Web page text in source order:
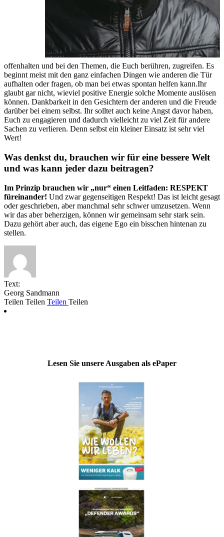
offenhalten und bei den Themen, die Euch berühren, zugreifen. Es
beginnt meist mit den ganz einfachen Dingen wie anderen die Tür
aufhalten oder fragen, ob man bei etwas spontan helfen kann.Ihr
glaubt gar nicht, wieviel positive Energie solche Momente auslösen
können. Dankbarkeit in den Gesichtern der anderen und die Freude
darüber bei einem selbst. Ihr solltet auch keine Angst davor haben,
Euch zu engagieren und dadurch vielleicht zu viel Zeit für andere
Sachen zu verlieren. Denn selbst ein kleiner Einsatz ist sehr viel
Wert!
Was denkst du, brauchen wir für eine bessere Welt
und was kann jeder dazu beitragen?
Im Prinzip brauchen wir „nur“ einen Leitfaden: RESPEKT
füreinander! Und zwar gegenseitigen Respekt! Das ist leicht gesagt
oder geschrieben, aber manchmal sehr schwer umzusetzen. Wenn
wir das aber beherzigen, können wir gemeinsam sehr stark sein.
Dazu gehört aber auch, das eigene Ego ein bisschen hintenan zu
stellen.
Text:
Georg Sandmann
Teilen Teilen Teilen Teilen
Lesen Sie unsere Ausgaben als ePaper